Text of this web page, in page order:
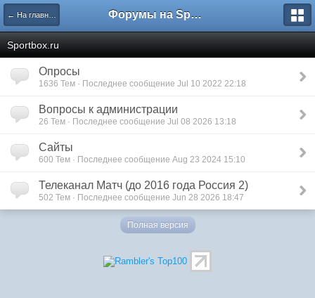
← На главную Форумы на Sportbox.ru
Sportbox.ru
Опросы
1636 Тем · Последнее сообщение Jul 10 2022 22:18
Вопросы к администрации
26 Тем · Последнее сообщение Jul 08 2026 13:18
Сайты
600 Тем · Последнее сообщение Aug 23 2024 15:10
Телеканал Матч (до 2016 года Россия 2)
502 Тем · Последнее сообщение Jun 28 2026 18:47
Полная версия